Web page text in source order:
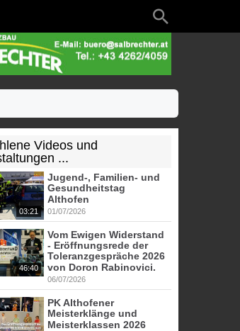
Videos und
...
03:21
Jugend-, Familien- und
Gesundheitstag
Althofen
01/07/2026
46:40
Vom Ewigen Widerstand
- Eröffnungsrede der
Toleranzgespräche 2026
von Doron Rabinovici.
06/07/2026
PK Althofener
Meisterklänge und
Meisterklassen 2026